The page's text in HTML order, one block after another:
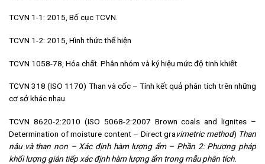
TCVN 1-1: 2015, Bố cục TCVN.
TCVN 1-2: 2015, Hình thức thể hiện
TCVN 1058-78, Hóa chất. Phân nhóm và ký hiệu mức độ tinh khiết
TCVN 318 (ISO 1170) Than và cốc – Tính kết quả phân tích trên những
cơ sở khác nhau.
TCVN 8620-2:2010 (ISO 5068-2:2007 Brown coals and lignites –
Determination of moisture content – Direct gravimetric method) Than
nâu và than non – Xác định hàm lượng ẩm– Phần 2: Phương pháp
khối lượng gián tiếp xác định hàm lượng ẩm trong mẫu phân tích.